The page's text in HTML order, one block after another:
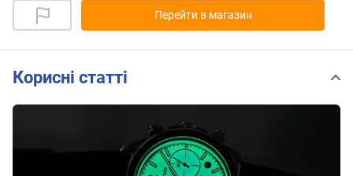
Перейти в магазин
Корисні статті